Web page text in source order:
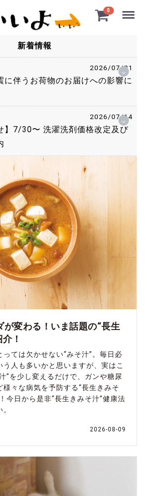
0
新着情報
2026/07/31
に伴うお荷物のお届けへの影響に
2026/07/14
】7/30〜 洗濯洗剤価格改定及び
Menu
が変わる！いま話題の“長生
！
ては欠かせない“みそ汁”。毎日必
う人も多いかと思いますが、実はこ
”を少し変えるだけで、ガンや糖尿
様々な病気を予防する“長生きみそ
今日から是非“長生きみそ汁”健康法
2026-08-09